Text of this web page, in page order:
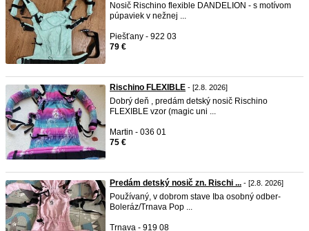
Nosič Rischino flexible DANDELION - s motívom
púpaviek v nežnej ...
Piešťany - 922 03
79 €
Rischino FLEXIBLE - [2.8. 2026]
Dobrý deň , predám detský nosič Rischino
FLEXIBLE vzor (magic uni ...
Martin - 036 01
75 €
Predám detský nosič zn. Rischi ... - [2.8. 2026]
Používaný, v dobrom stave Iba osobný odber-
Boleráz/Trnava Pop ...
Trnava - 919 08